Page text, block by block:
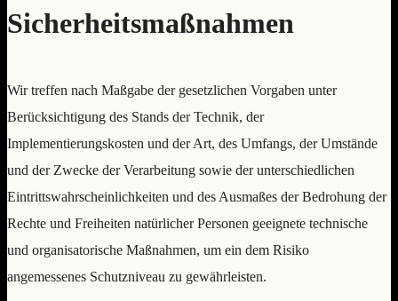
Sicherheitsmaßnahmen
Wir treffen nach Maßgabe der gesetzlichen Vorgaben unter
Berücksichtigung des Stands der Technik, der
Implementierungskosten und der Art, des Umfangs, der Umstände
und der Zwecke der Verarbeitung sowie der unterschiedlichen
Eintrittswahrscheinlichkeiten und des Ausmaßes der Bedrohung der
Rechte und Freiheiten natürlicher Personen geeignete technische
und organisatorische Maßnahmen, um ein dem Risiko
angemessenes Schutzniveau zu gewährleisten.